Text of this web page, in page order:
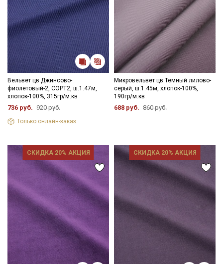
Вельвет цв.Джинсово-
фиолетовый-2, СОРТ2, ш.1.47м,
хлопок-100%, 315гр/м.кв
736 руб. 920 руб.
Только онлайн-заказ
Микровельвет цв.Темный лилово-
серый, ш.1.45м, хлопок-100%,
190гр/м.кв
688 руб. 860 руб.
СКИДКА 20% АКЦИЯ СКИДКА 20% АКЦИЯ